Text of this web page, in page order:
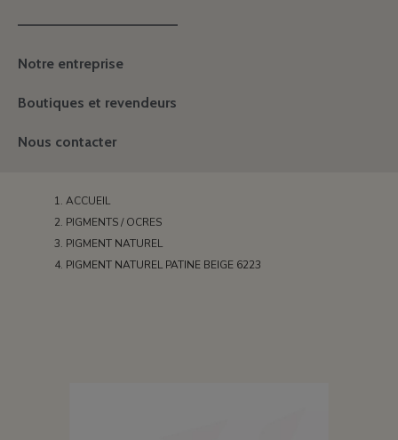
———————————————
Notre entreprise
Boutiques et revendeurs
Nous contacter
ACCUEIL
PIGMENTS / OCRES
PIGMENT NATUREL
PIGMENT NATUREL PATINE BEIGE 6223